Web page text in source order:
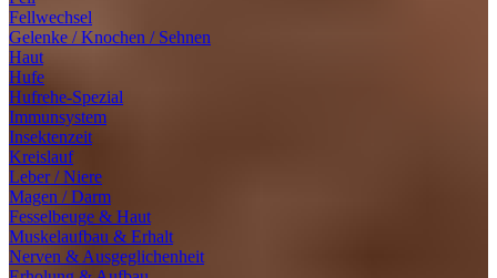
Fellwechsel
Gelenke / Knochen / Sehnen
Haut
Hufe
Hufrehe-Spezial
Immunsystem
Insektenzeit
Kreislauf
Leber / Niere
Magen / Darm
Fesselbeuge & Haut
Muskelaufbau & Erhalt
Nerven & Ausgeglichenheit